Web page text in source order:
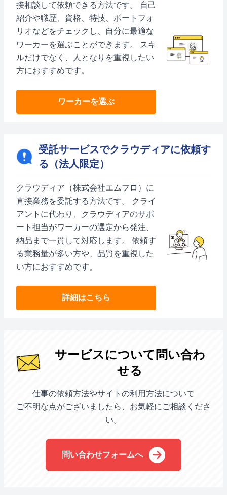
接相談して依頼できる方法です。 自己
紹介や職歴、資格、特技、ポートフォ
リオなどをチェックし、自分に最適な
ワーカーを選ぶことができます。 スキ
ルだけでなく、人となりを重視したい
方におすすめです。
ワーカーを選ぶ
受託サービスでクラウディアに依頼す
る（法人限定）
クラウディア（株式会社エムフロ）に
直接業務を委託する方法です。 クライ
アントに代わり、クラウディアのサポ
ート担当がワーカーの選定から発注、
納品まで一貫して対応します。 依頼す
る業務量が多い方や、品質を重視した
い方におすすめです。
詳細はこちら
サービスについて問い合わ
せる
仕事の依頼方法やサイトの利用方法について
ご不明な点がございましたら、お気軽にご相談くださ
い。
問い合わせフォームへ